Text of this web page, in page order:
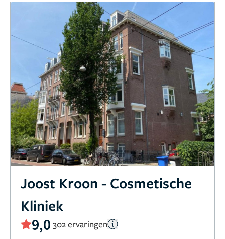
Joost Kroon - Cosmetische
Kliniek
9,0 302 ervaringen